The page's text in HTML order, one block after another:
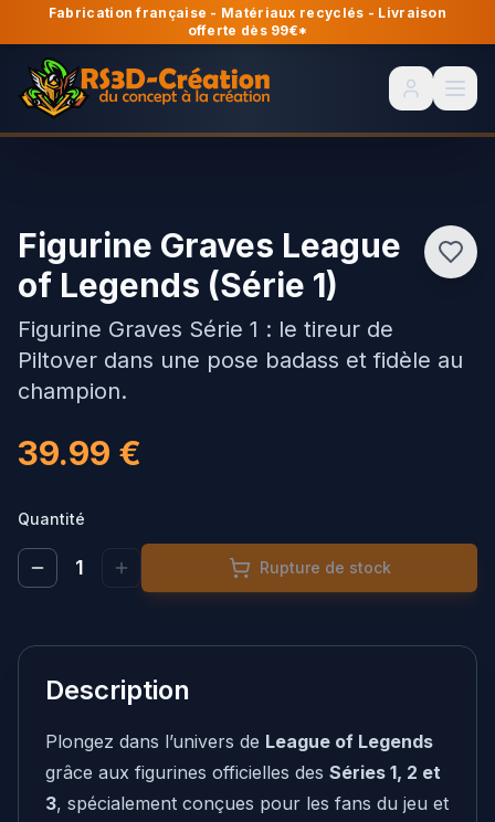
Fabrication française - Matériaux recyclés - Livraison
offerte dès 99€*
Connexion
▸BOUTIQUE
Contact
FAVORIS
◆
IMPRESSION
3D
-
FRANCE
Figurine Graves League
of Legends (Série 1)
Figurine Graves Série 1 : le tireur de
Piltover dans une pose badass et fidèle au
champion.
39.99 €
Quantité
1 Rupture de stock
Description
Plongez dans l’univers de League of Legends
grâce aux figurines officielles des Séries 1, 2 et
3, spécialement conçues pour les fans du jeu et